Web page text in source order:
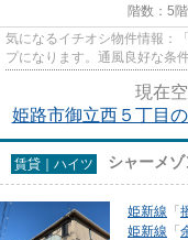
階数：5
気になるイチオシ物件情報：
プになります。通風良好な条
めの物件をご提供します。移...
現在
姫路市御立西５丁目
賃貸｜ハイツ シャーメ
姫新線 「
姫新線 「